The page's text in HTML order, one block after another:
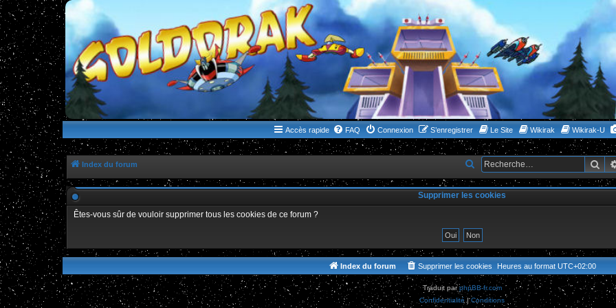
WWW.GOLDORAKGO.COM
le site de la Lune Rouge
Accès rapide FAQ Connexion S’enregistrer Le Site Wikirak Wikirak-U
Index du forum
e
c
e
c
h
e
Supprimer les cookies
Êtes-vous sûr de vouloir supprimer tous les cookies de ce forum ?
Index du forum Heures au format UTC+02:00
Supprimer les cookies
Traduit parphpBB-fr.com
Confidentialité |Conditions